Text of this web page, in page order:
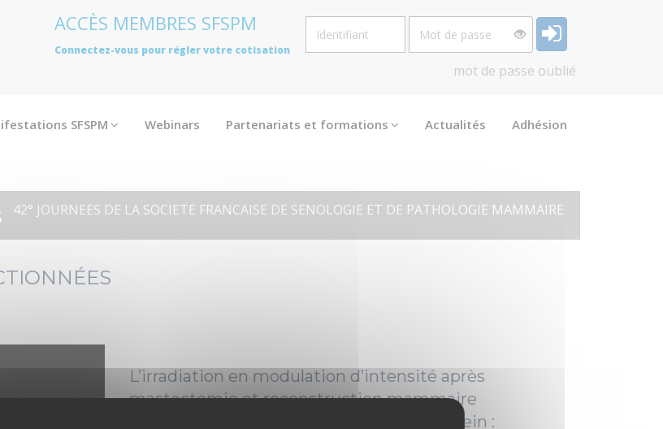
ACCÈS MEMBRES SFSPM
Connectez-vous pour régler votre cotisation
Identifiant
de
mot de passe oublié
SFSPM Webinars Partenariats et formations Actualités Adhésion
42° JOURNEES DE LA SOCIETE FRANCAISE DE SENOLOGIE ET DE PATHOLOGIE MAMMAIRE
L’irradiation en modulation d’intensité après
mastectomie et reconstruction mammaire
immédiate par prothèse pour cancer du sein :